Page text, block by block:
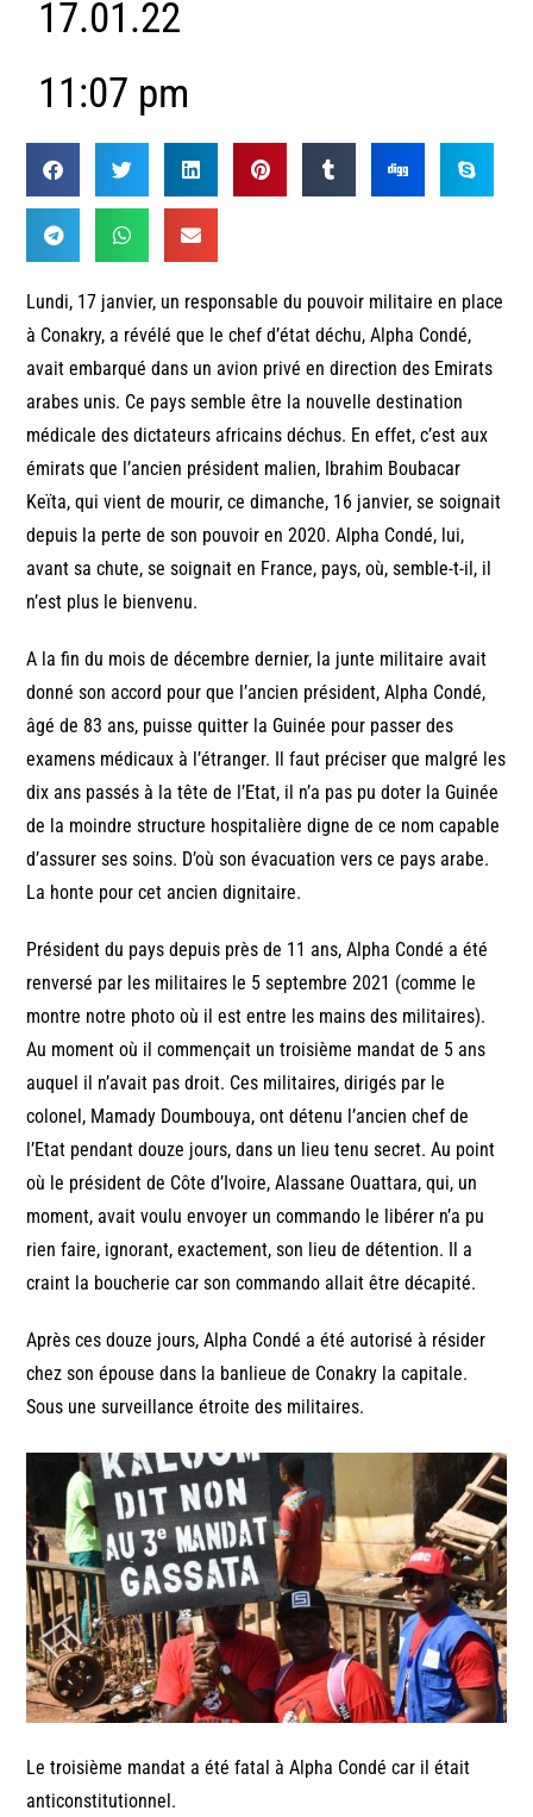
17.01.22
11:07 pm
Lundi, 17 janvier, un responsable du pouvoir militaire en place
à Conakry, a révélé que le chef d’état déchu, Alpha Condé,
avait embarqué dans un avion privé en direction des Emirats
arabes unis. Ce pays semble être la nouvelle destination
médicale des dictateurs africains déchus. En effet, c’est aux
émirats que l’ancien président malien, Ibrahim Boubacar
Keïta, qui vient de mourir, ce dimanche, 16 janvier, se soignait
depuis la perte de son pouvoir en 2020. Alpha Condé, lui,
avant sa chute, se soignait en France, pays, où, semble-t-il, il
n’est plus le bienvenu.
A la fin du mois de décembre dernier, la junte militaire avait
donné son accord pour que l’ancien président, Alpha Condé,
âgé de 83 ans, puisse quitter la Guinée pour passer des
examens médicaux à l’étranger. Il faut préciser que malgré les
dix ans passés à la tête de l’Etat, il n’a pas pu doter la Guinée
de la moindre structure hospitalière digne de ce nom capable
d’assurer ses soins. D’où son évacuation vers ce pays arabe.
La honte pour cet ancien dignitaire.
Président du pays depuis près de 11 ans, Alpha Condé a été
renversé par les militaires le 5 septembre 2021 (comme le
montre notre photo où il est entre les mains des militaires).
Au moment où il commençait un troisième mandat de 5 ans
auquel il n’avait pas droit. Ces militaires, dirigés par le
colonel, Mamady Doumbouya, ont détenu l’ancien chef de
l’Etat pendant douze jours, dans un lieu tenu secret. Au point
où le président de Côte d’Ivoire, Alassane Ouattara, qui, un
moment, avait voulu envoyer un commando le libérer n’a pu
rien faire, ignorant, exactement, son lieu de détention. Il a
craint la boucherie car son commando allait être décapité.
Après ces douze jours, Alpha Condé a été autorisé à résider
chez son épouse dans la banlieue de Conakry la capitale.
Sous une surveillance étroite des militaires.
Le troisième mandat a été fatal à Alpha Condé car il était
anticonstitutionnel.